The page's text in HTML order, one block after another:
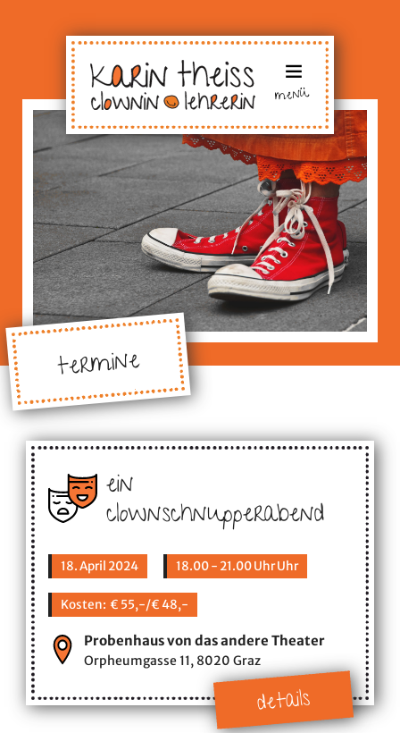
menü
termine
ein
clownschnupperabend
18. April 2024 18.00 - 21.00 Uhr Uhr
Kosten: € 55,-/€ 48,-
Probenhaus von das andere Theater
Orpheumgasse 11, 8020 Graz
details